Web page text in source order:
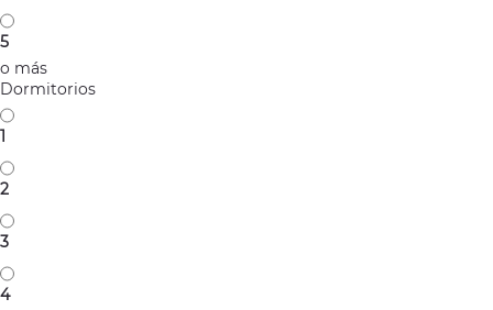
5
o más
Dormitorios
1
2
3
4